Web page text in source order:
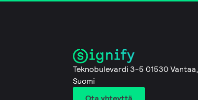
Teknobulevardi 3-5 01530 Vantaa,
Suomi